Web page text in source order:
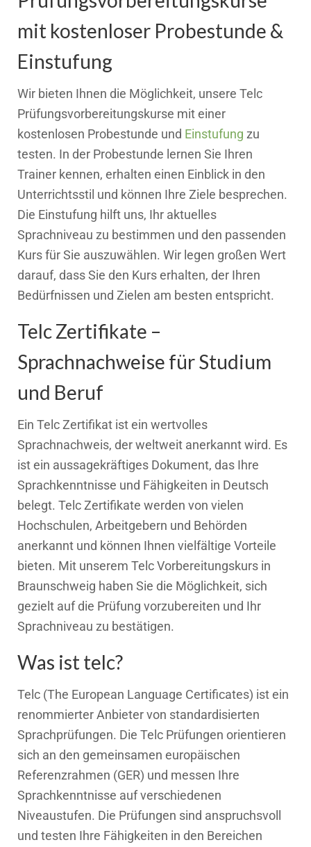
mit kostenloser Probestunde &
Einstufung
Wir bieten Ihnen die Möglichkeit, unsere Telc
Prüfungsvorbereitungskurse mit einer
kostenlosen Probestunde und Einstufung zu
testen. In der Probestunde lernen Sie Ihren
Trainer kennen, erhalten einen Einblick in den
Unterrichtsstil und können Ihre Ziele besprechen.
Die Einstufung hilft uns, Ihr aktuelles
Sprachniveau zu bestimmen und den passenden
Kurs für Sie auszuwählen. Wir legen großen Wert
darauf, dass Sie den Kurs erhalten, der Ihren
Bedürfnissen und Zielen am besten entspricht.
Telc Zertifikate –
Sprachnachweise für Studium
und Beruf
Ein Telc Zertifikat ist ein wertvolles
Sprachnachweis, der weltweit anerkannt wird. Es
ist ein aussagekräftiges Dokument, das Ihre
Sprachkenntnisse und Fähigkeiten in Deutsch
belegt. Telc Zertifikate werden von vielen
Hochschulen, Arbeitgebern und Behörden
anerkannt und können Ihnen vielfältige Vorteile
bieten. Mit unserem Telc Vorbereitungskurs in
Braunschweig haben Sie die Möglichkeit, sich
gezielt auf die Prüfung vorzubereiten und Ihr
Sprachniveau zu bestätigen.
Was ist telc?
Telc (The European Language Certificates) ist ein
renommierter Anbieter von standardisierten
Sprachprüfungen. Die Telc Prüfungen orientieren
sich an den gemeinsamen europäischen
Referenzrahmen (GER) und messen Ihre
Sprachkenntnisse auf verschiedenen
Niveaustufen. Die Prüfungen sind anspruchsvoll
und testen Ihre Fähigkeiten in den Bereichen